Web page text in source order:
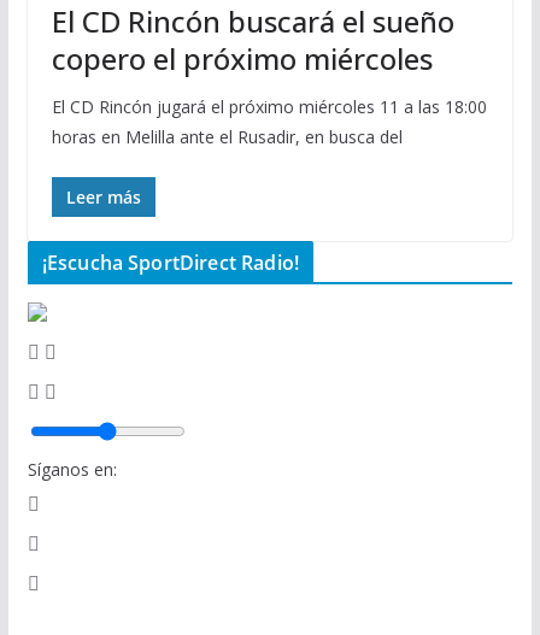
El CD Rincón buscará el sueño
copero el próximo miércoles
El CD Rincón jugará el próximo miércoles 11 a las 18:00
horas en Melilla ante el Rusadir, en busca del
Leer más
¡Escucha SportDirect Radio!
Síganos en: